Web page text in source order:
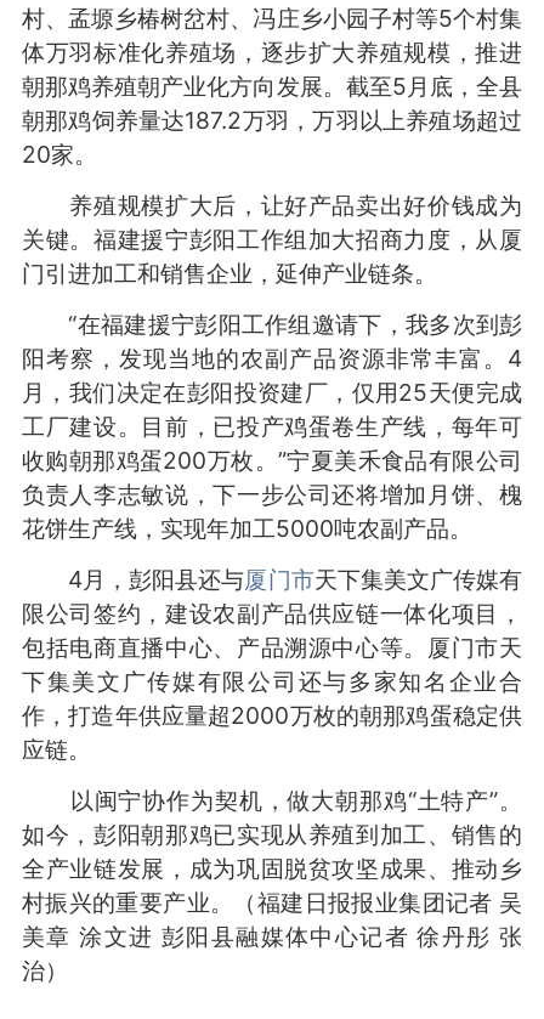
村、孟塬乡椿树岔村、冯庄乡小园子村等5个村集
体万羽标准化养殖场，逐步扩大养殖规模，推进
朝那鸡养殖朝产业化方向发展。截至5月底，全县
朝那鸡饲养量达187.2万羽，万羽以上养殖场超过
20家。
养殖规模扩大后，让好产品卖出好价钱成为
关键。福建援宁彭阳工作组加大招商力度，从厦
门引进加工和销售企业，延伸产业链条。
“在福建援宁彭阳工作组邀请下，我多次到彭
阳考察，发现当地的农副产品资源非常丰富。4
月，我们决定在彭阳投资建厂，仅用25天便完成
工厂建设。目前，已投产鸡蛋卷生产线，每年可
收购朝那鸡蛋200万枚。”宁夏美禾食品有限公司
负责人李志敏说，下一步公司还将增加月饼、槐
花饼生产线，实现年加工5000吨农副产品。
4月，彭阳县还与厦门市天下集美文广传媒有
限公司签约，建设农副产品供应链一体化项目，
包括电商直播中心、产品溯源中心等。厦门市天
下集美文广传媒有限公司还与多家知名企业合
作，打造年供应量超2000万枚的朝那鸡蛋稳定供
应链。
以闽宁协作为契机，做大朝那鸡“土特产”。
如今，彭阳朝那鸡已实现从养殖到加工、销售的
全产业链发展，成为巩固脱贫攻坚成果、推动乡
村振兴的重要产业。（福建日报报业集团记者 吴
美章 涂文进 彭阳县融媒体中心记者 徐丹彤 张
治）